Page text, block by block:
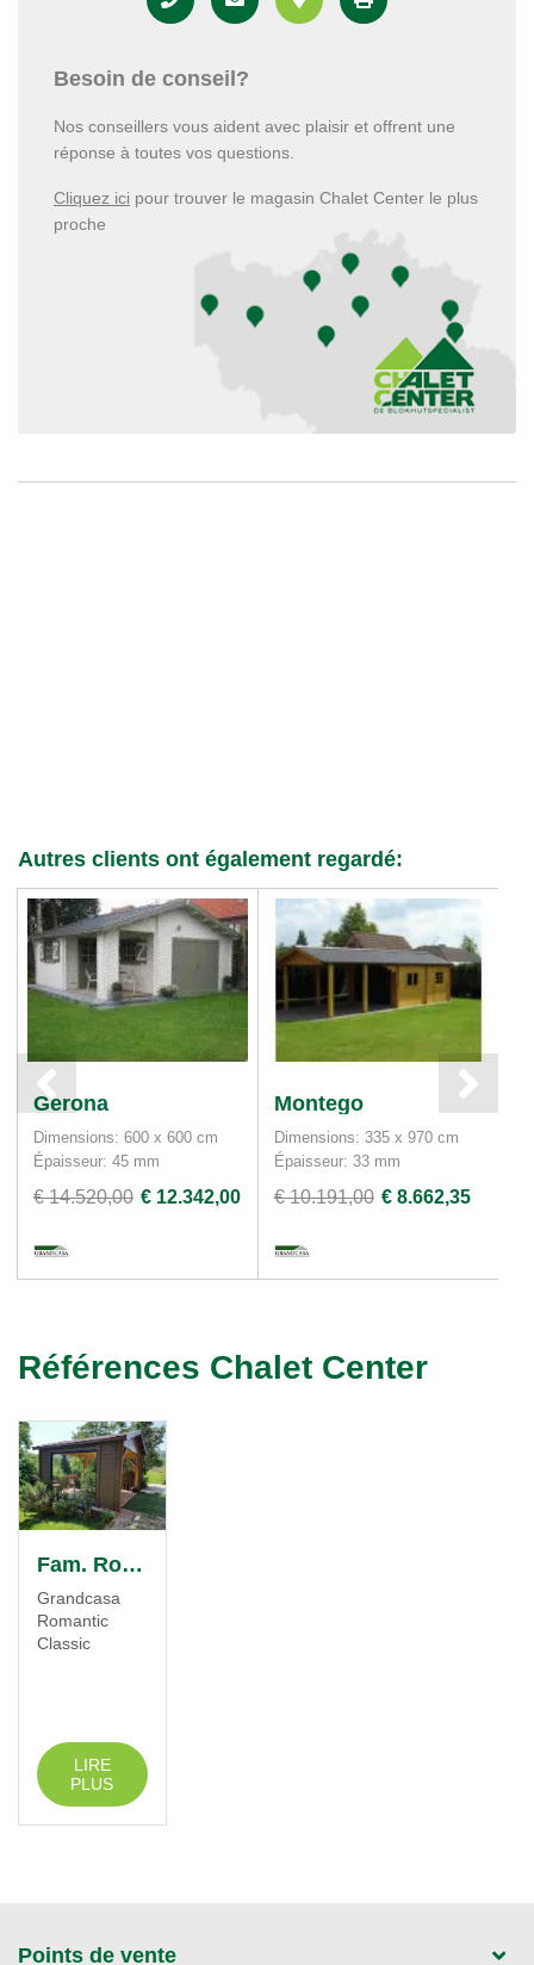
Besoin de conseil?
Nos conseillers vous aident avec plaisir et offrent une
réponse à toutes vos questions.
Cliquez ici pour trouver le magasin Chalet Center le plus
proche
Autres clients ont également regardé:
Gerona
Dimensions: 600 x 600 cm
Épaisseur: 45 mm
€ 14.520,00 € 12.342,00
Montego
Dimensions: 335 x 970 cm
Épaisseur: 33 mm
€ 10.191,00 € 8.662,35
Références Chalet Center
Fam. Roulive
Grandcasa
Romantic
Classic
LIRE
PLUS
Points de vente